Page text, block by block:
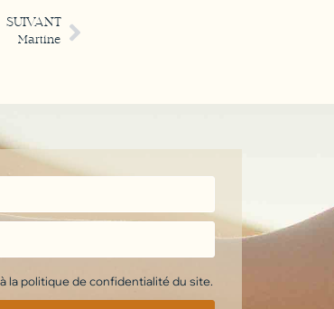
SUIVANT
Martine
la politique de confidentialité du site.